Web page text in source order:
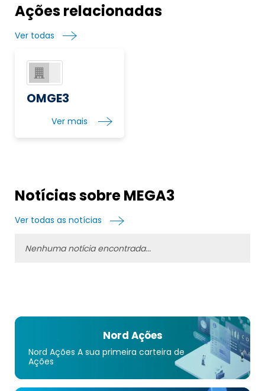
Ações relacionadas
Ver todas
OMGE3
Ver mais
Notícias sobre MEGA3
Ver todas as notícias
Nenhuma notícia encontrada...
Nord Ações
Nord Ações A sua primeira carteira de
Ações